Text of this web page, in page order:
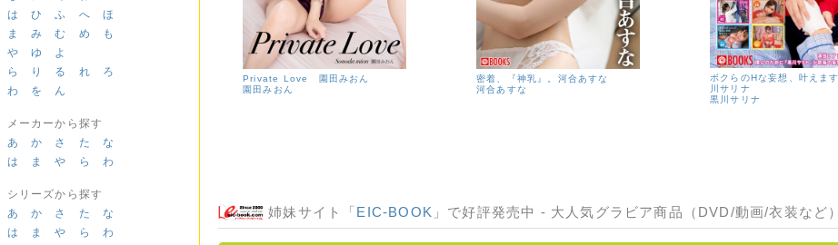
は
ひ ふ へ
ほ
ま
み む め
も
や
ゆ
よ
ら
り る れ
ろ
わ
を ん
メーカーから探す
あ
か さ た
な
は
ま や ら わ
シリーズから探す
あ
か さ た
な
は
ま や ら わ
Pursuit X-rated
Private Love 園田みおん
園田みおん
密着、『神乳』。河合あすな
河合あすな
ボクらのHな妄想、叶えま
川サリナ
黒川サリナ
姉妹サイト「EIC-BOOK 」で好評発売中 - 大人気グラビア商品（DVD/動画/衣装など